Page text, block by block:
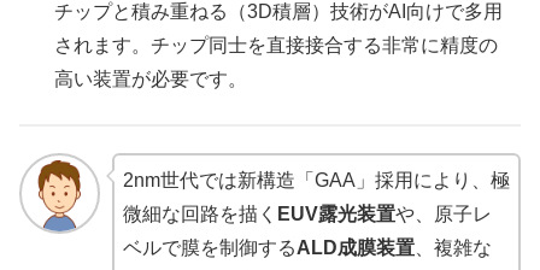
チップと積み重ねる（3D積層）技術がAI向けで多用
されます。チップ同士を直接接合する非常に精度の
高い装置が必要です。
2nm世代では新構造「GAA」採用により、極
微細な回路を描く EUV露光装置や、原子レ
ベルで膜を制御するALD成膜装置、複雑な